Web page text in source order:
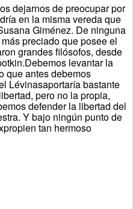
dejarnos de preocupar por
en la misma vereda que
Giménez. De ninguna
preciado que posee el
grandes filósofos, desde
levantar la
que antes debemos
Lévinasaportaría bastante
pero no la propia,
defender la libertad del
Y bajo ningún punto de
tan hermoso